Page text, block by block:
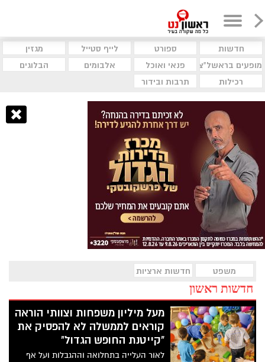
חדשות ספורט לייף סטייל
מגזין
מופעים בראשל"צ
פנאי ואוכל אלבומים
הבלוגים
רכילות
תרבות ובידור
משפט חדשות ארציות
חדשות ראשון
מעל מיליון משפחות וצוותי הוראה
קוראים לממשלה לא להפסיק את
"קייטנת החופש הגדול"
לאור העלייה בתחלואה וההגבלות ועל אף